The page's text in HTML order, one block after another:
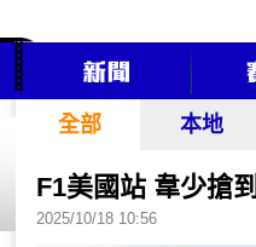
全部 本地
F1美國站 韋少搶
2025/10/18 10:56